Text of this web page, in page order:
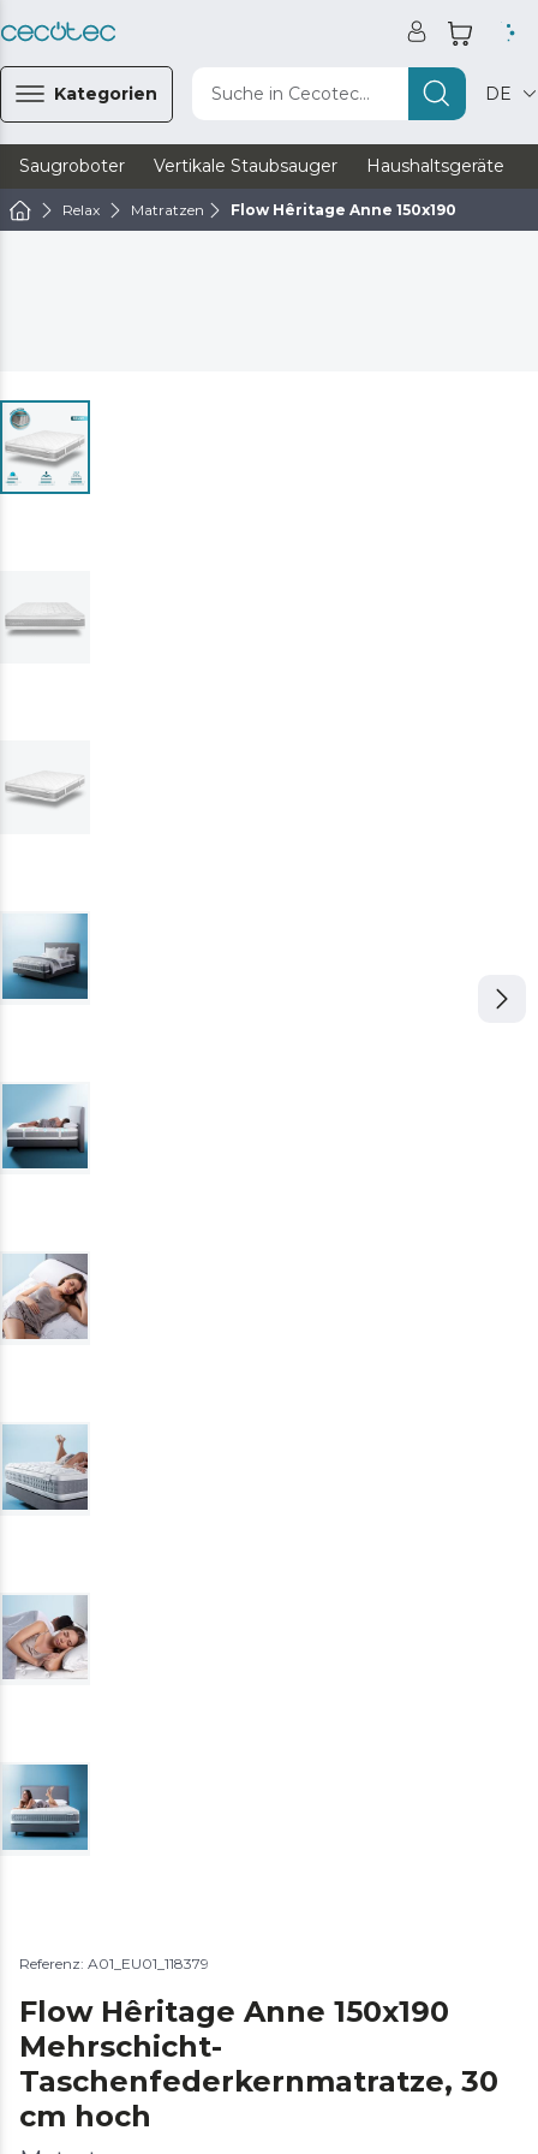
Kategorien Suche in Cecotec... DE
Saugroboter Vertikale Staubsauger Haushaltsgeräte
Relax Matratzen Flow Hêritage Anne 150x190
Referenz: A01_EU01_118379
Flow Hêritage Anne 150x190
Mehrschicht-
Taschenfederkernmatratze, 30
cm hoch